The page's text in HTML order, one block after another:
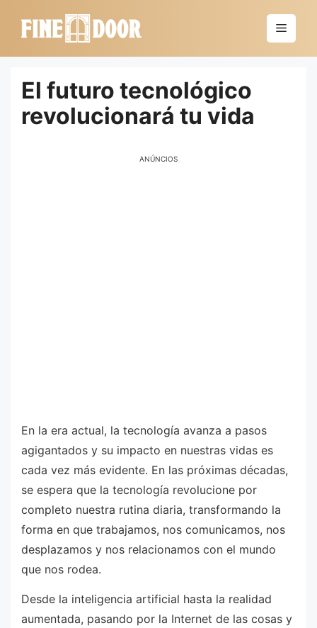
Menú
El futuro tecnológico
revolucionará tu vida
ANÚNCIOS
En la era actual, la tecnología avanza a pasos
agigantados y su impacto en nuestras vidas es
cada vez más evidente. En las próximas décadas,
se espera que la tecnología revolucione por
completo nuestra rutina diaria, transformando la
forma en que trabajamos, nos comunicamos, nos
desplazamos y nos relacionamos con el mundo
que nos rodea.
Desde la inteligencia artificial hasta la realidad
aumentada, pasando por la Internet de las cosas y